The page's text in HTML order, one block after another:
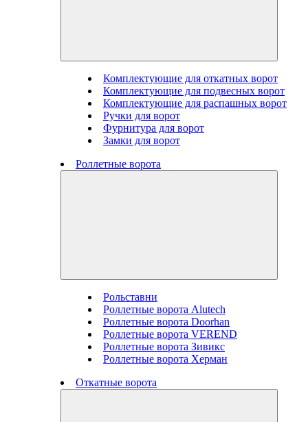
Комплектующие для откатных ворот
Комплектующие для подвесных ворот
Комплектующие для распашных ворот
Ручки для ворот
Фурнитура для ворот
Замки для ворот
Роллетные ворота
Рольставни
Роллетные ворота Alutech
Роллетные ворота Doorhan
Роллетные ворота VEREND
Роллетные ворота Зивикс
Роллетные ворота Херман
Откатные ворота